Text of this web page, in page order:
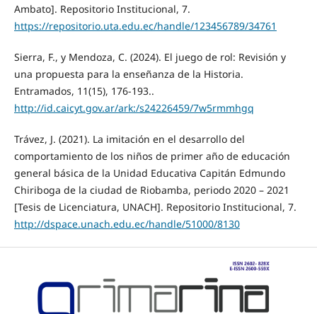
Ambato]. Repositorio Institucional, 7.
https://repositorio.uta.edu.ec/handle/123456789/34761
Sierra, F., y Mendoza, C. (2024). El juego de rol: Revisión y
una propuesta para la enseñanza de la Historia.
Entramados, 11(15), 176-193..
http://id.caicyt.gov.ar/ark:/s24226459/7w5rmmhgq
Trávez, J. (2021). La imitación en el desarrollo del
comportamiento de los niños de primer año de educación
general básica de la Unidad Educativa Capitán Edmundo
Chiriboga de la ciudad de Riobamba, periodo 2020 – 2021
[Tesis de Licenciatura, UNACH]. Repositorio Institucional, 7.
http://dspace.unach.edu.ec/handle/51000/8130